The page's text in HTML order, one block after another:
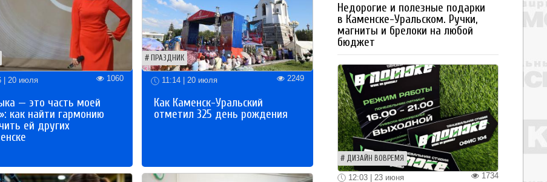
| 20 июля 1060
— это часть моей
как найти гармонию
ей других
ПРАЗДНИК
11:14 | 20 июля 2249
Как Каменск-Уральский
отметил 325 день рождения
Недорогие и полезные подарки
в Каменске-Уральском. Ручки,
магниты и брелоки на любой
бюджет
ДИЗАЙН ВОВРЕМЯ
1734
12:03 | 23 июня